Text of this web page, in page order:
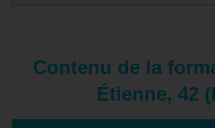
Contenu de la
Étienne, 42